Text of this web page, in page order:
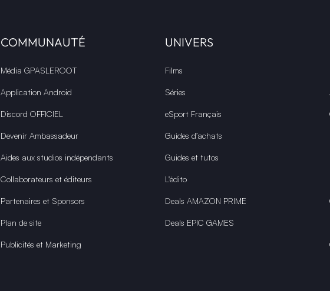
COMMUNAUTÉ
Média GPASLEROOT
Application Android
Discord OFFICIEL
Devenir Ambassadeur
Aides aux studios indépendants
Collaborateurs et éditeurs
Partenaires et Sponsors
Plan de site
Publicités et Marketing
UNIVERS
Films
Séries
eSport Français
Guides d’achats
Guides et tutos
L'édito
Deals AMAZON PRIME
Deals EPIC GAMES